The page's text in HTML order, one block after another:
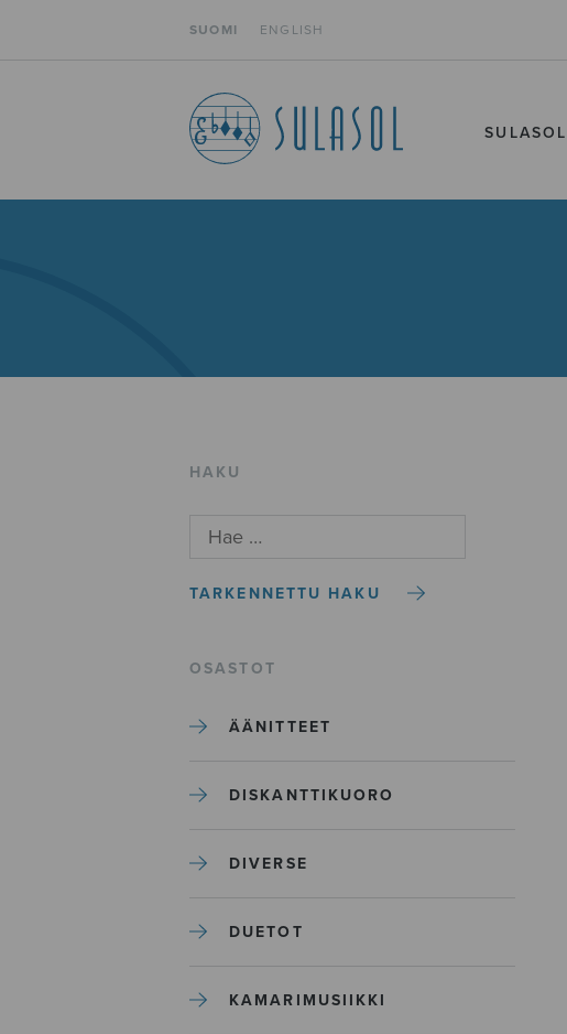
SUOMI ENGLISH
SULASOL
HAKU
TARKENNETTU HAKU
OSASTOT
ÄÄNITTEET
DISKANTTIKUORO
DIVERSE
DUETOT
KAMARIMUSIIKKI